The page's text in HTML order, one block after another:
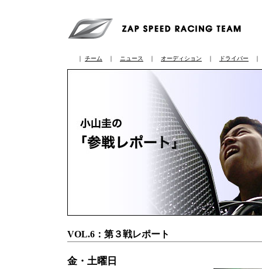
｜ チーム ｜ ニュース ｜ オーディション ｜ ドライバー
VOL.6：第３戦レポート
金・土曜日